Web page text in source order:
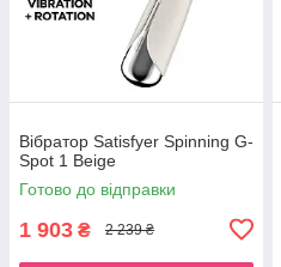
Вібратор Satisfyer Spinning G-
Spot 1 Beige
Готово до відправки
1 903 ₴ 2 239 ₴